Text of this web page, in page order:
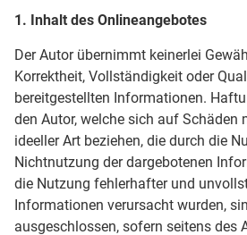
1. Inhalt des Onlineangebotes
Der Autor übernimmt keinerlei
Korrektheit, Vollständigkeit oder
bereitgestellten Informationen.
den Autor, welche sich auf Schäden
ideeller Art beziehen, die durch die
Nichtnutzung der dargebotenen
die Nutzung fehlerhafter und
Informationen verursacht wurden,
ausgeschlossen, sofern seitens des